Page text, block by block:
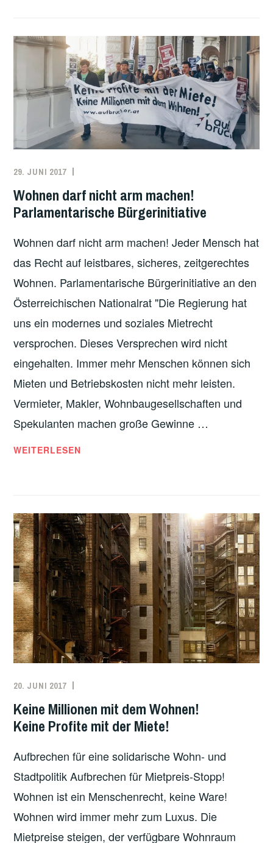
EUROPÄISCHE
KRISE:
EINE
DEMOKRATISCHE
SOLIDARISCHE
AUSSEHEN?
29. JUNI 2017
THEMEN ,
WOHNEN
Wohnen darf nicht arm machen!
Parlamentarische Bürgerinitiative
Wohnen darf nicht arm machen! Jeder Mensch hat
das Recht auf leistbares, sicheres, zeitgerechtes
Wohnen. Parlamentarische Bürgerinitiative an den
Österreichischen Nationalrat "Die Regierung hat
uns ein modernes und soziales Mietrecht
versprochen. Dieses Versprechen wird nicht
eingehalten. Immer mehr Menschen können sich
Mieten und Betriebskosten nicht mehr leisten.
Vermieter, Makler, Wohnbaugesellschaften und
Spekulanten machen große Gewinne …
WOHNEN
MACHEN!
PARLAMENTARISCHE
BÜRGERINITIATIVE
WEITERLESEN
20. JUNI 2017
THEMEN,
UNCATEGORIZED
WOHNEN
Keine Millionen mit dem Wohnen!
Keine Profite mit der Miete!
Aufbrechen für eine solidarische Wohn- und
Stadtpolitik Aufbrechen für Mietpreis-Stopp!
Wohnen ist ein Menschenrecht, keine Ware!
Wohnen wird immer mehr zum Luxus. Die
Mietpreise steigen, der verfügbare Wohnraum